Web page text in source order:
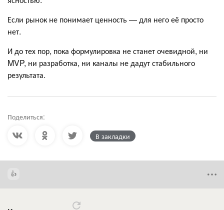
Если рынок не понимает ценность — для него её просто
нет.
И до тех пор, пока формулировка не станет очевидной, ни
MVP, ни разработка, ни каналы не дадут стабильного
результата.
Поделиться:
В закладки